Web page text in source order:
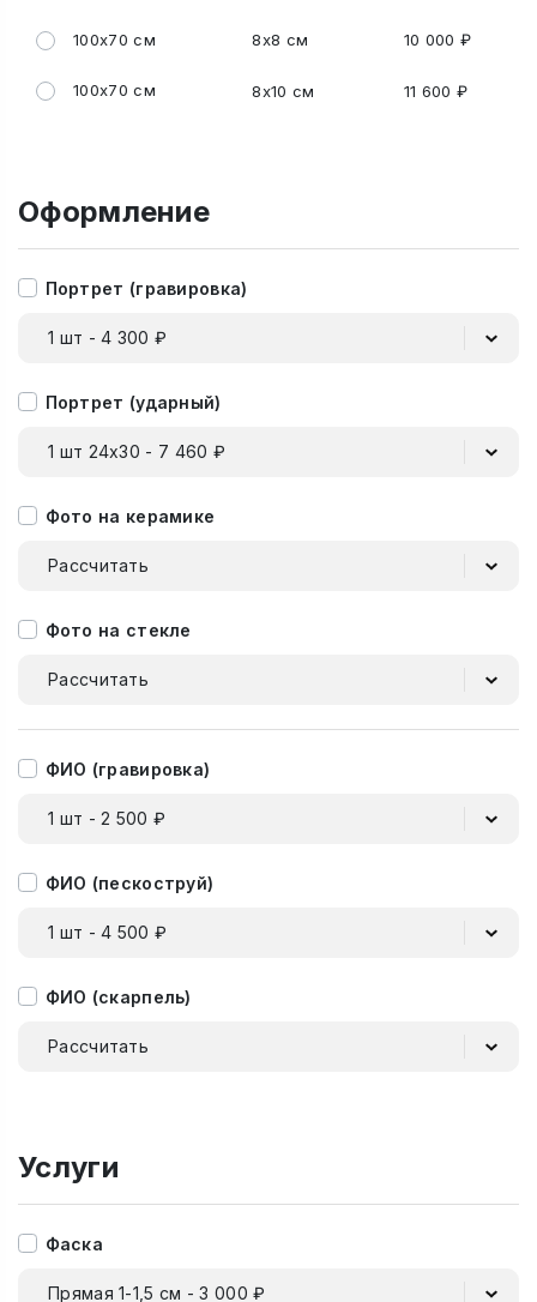
100x70 см 8x8 см 10 000 ₽
100x70 см 8x10 см 11 600 ₽
Оформление
Портрет (гравировка)
1 шт - 4 300 ₽
Портрет (ударный)
1 шт 24х30 - 7 460 ₽
Фото на керамике
Рассчитать
Фото на стекле
Рассчитать
ФИО (гравировка)
1 шт - 2 500 ₽
ФИО (пескоструй)
1 шт - 4 500 ₽
ФИО (скарпель)
Рассчитать
Услуги
Фаска
Прямая 1-1,5 см - 3 000 ₽